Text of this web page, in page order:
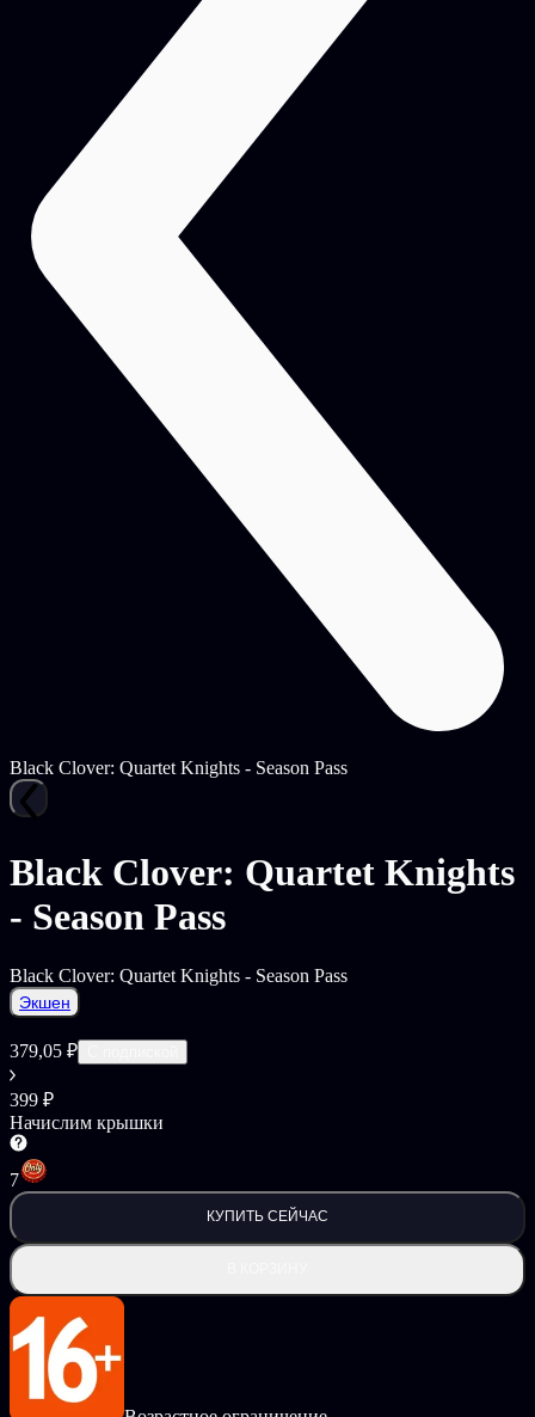
Black Clover: Quartet Knights - Season Pass
Black Clover: Quartet Knights
- Season Pass
Black Clover: Quartet Knights - Season Pass
Экшен
379,05 ₽
399 ₽
Начислим крышки
7
КУПИТЬ СЕЙЧАС